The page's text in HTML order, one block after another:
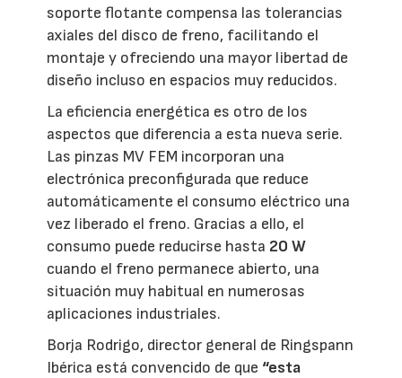
soporte flotante compensa las tolerancias
axiales del disco de freno, facilitando el
montaje y ofreciendo una mayor libertad de
diseño incluso en espacios muy reducidos.
La eficiencia energética es otro de los
aspectos que diferencia a esta nueva serie.
Las pinzas MV FEM incorporan una
electrónica preconfigurada que reduce
automáticamente el consumo eléctrico una
vez liberado el freno. Gracias a ello, el
consumo puede reducirse hasta 20 W
cuando el freno permanece abierto, una
situación muy habitual en numerosas
aplicaciones industriales.
Borja Rodrigo, director general de Ringspann
Ibérica está convencido de que “esta